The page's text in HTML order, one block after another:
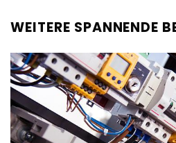
WEITERE SPANNENDE